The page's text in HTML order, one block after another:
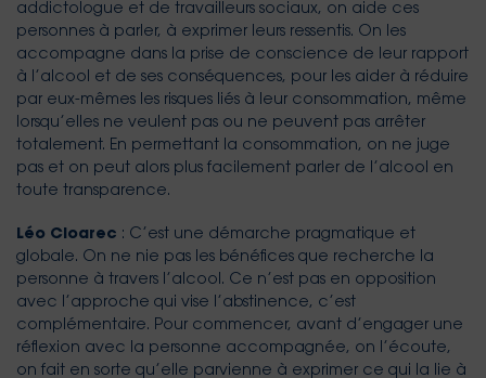
addictologue et de travailleurs sociaux, on aide ces
personnes à parler, à exprimer leurs ressentis. On les
accompagne dans la prise de conscience de leur rapport
à l’alcool et de ses conséquences, pour les aider à réduire
par eux-mêmes les risques liés à leur consommation, même
lorsqu’elles ne veulent pas ou ne peuvent pas arrêter
totalement. En permettant la consommation, on ne juge
pas et on peut alors plus facilement parler de l’alcool en
toute transparence.
Léo Cloarec : C’est une démarche pragmatique et
globale. On ne nie pas les bénéfices que recherche la
personne à travers l’alcool. Ce n’est pas en opposition
avec l’approche qui vise l’abstinence, c’est
complémentaire. Pour commencer, avant d’engager une
réflexion avec la personne accompagnée, on l’écoute,
on fait en sorte qu’elle parvienne à exprimer ce qui la lie à